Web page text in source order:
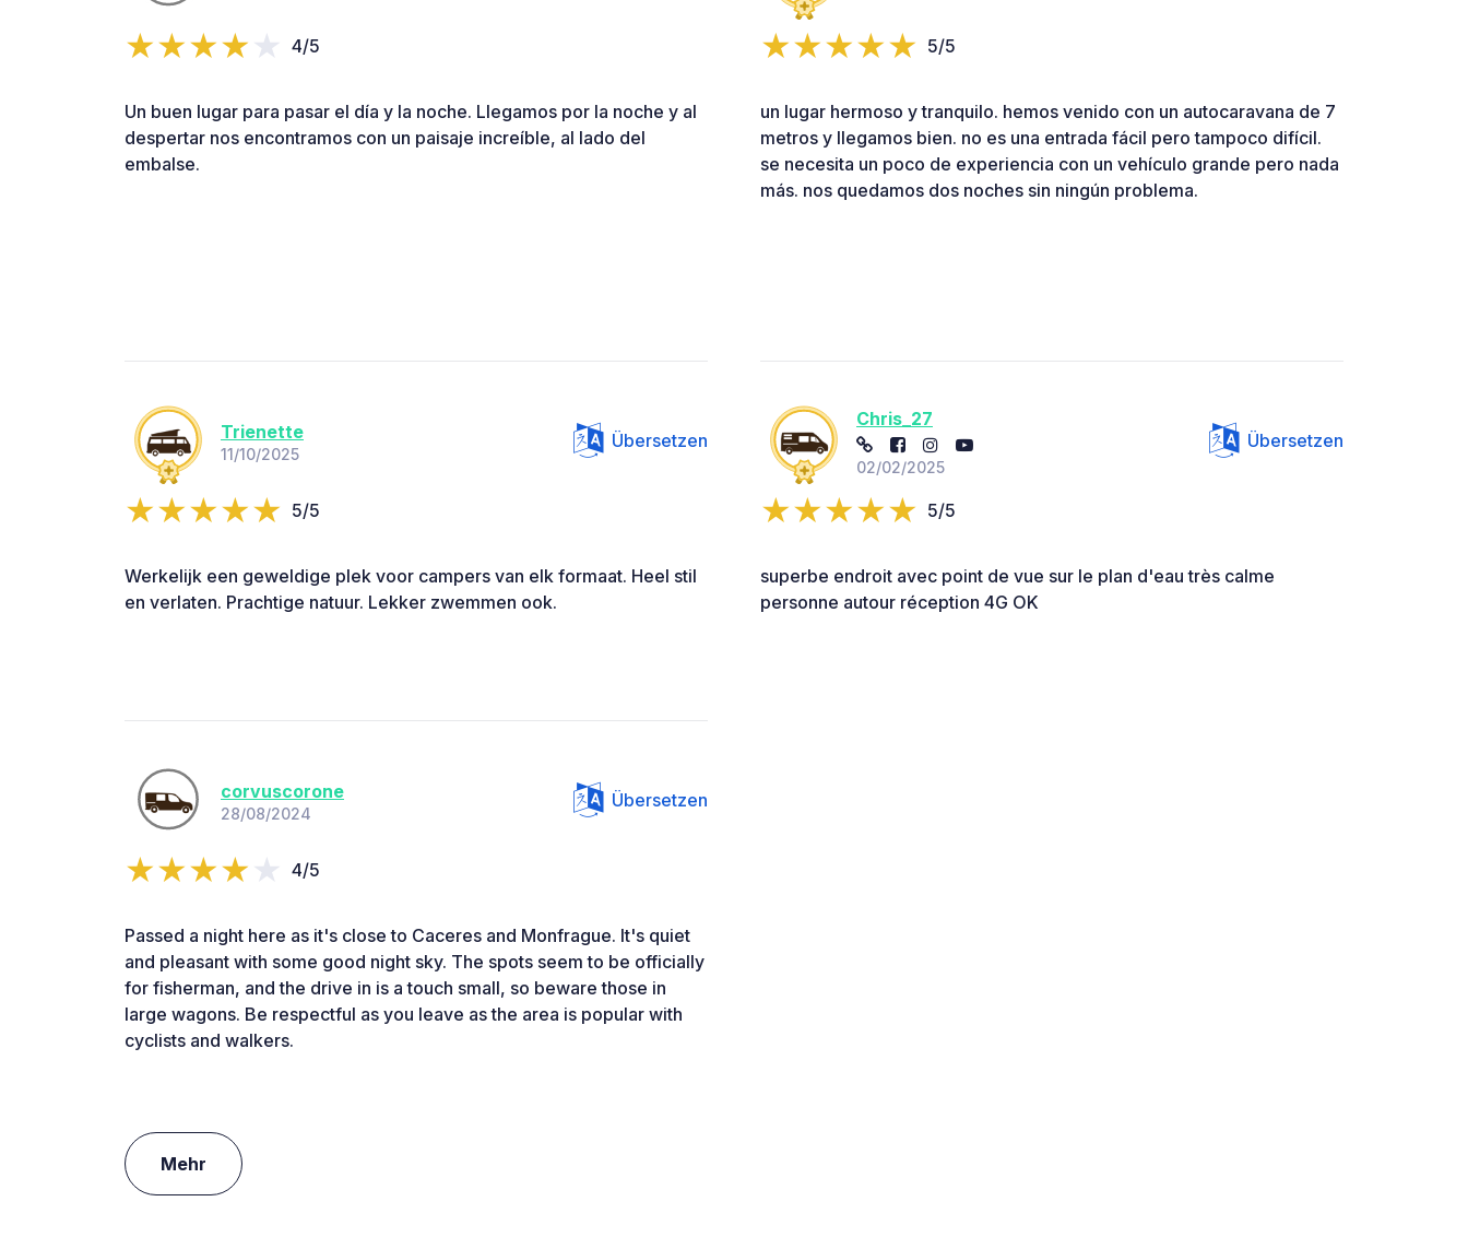
4/5
Un buen lugar para pasar el día y la noche. Llegamos por la noche y al
despertar nos encontramos con un paisaje increíble, al lado del
embalse.
5/5
un lugar hermoso y tranquilo. hemos venido con un autocaravana de 7
metros y llegamos bien. no es una entrada fácil pero tampoco difícil.
se necesita un poco de experiencia con un vehículo grande pero nada
más. nos quedamos dos noches sin ningún problema.
Trienette
11/10/2025
Übersetzen
5/5
Werkelijk een geweldige plek voor campers van elk formaat. Heel stil
en verlaten. Prachtige natuur. Lekker zwemmen ook.
Chris_27
02/02/2025
Übersetzen
5/5
superbe endroit avec point de vue sur le plan d'eau très calme
personne autour réception 4G OK
corvuscorone
28/08/2024
Übersetzen
4/5
Passed a night here as it's close to Caceres and Monfrague. It's quiet
and pleasant with some good night sky. The spots seem to be officially
for fisherman, and the drive in is a touch small, so beware those in
large wagons. Be respectful as you leave as the area is popular with
cyclists and walkers.
Mehr